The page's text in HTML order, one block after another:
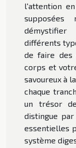
l'attention
différents
de faire des
corps et
savoureux à
chaque
un trésor
distingue
essentielles
système